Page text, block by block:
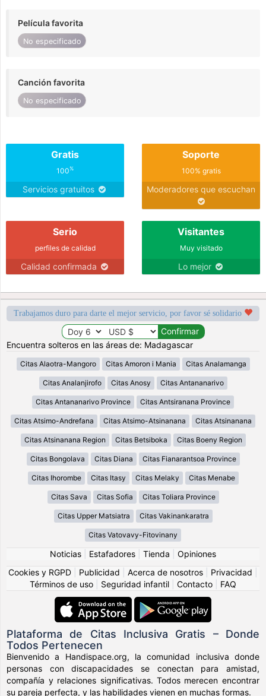
Película favorita
No especificado
Canción favorita
No especificado
Gratis
100%
Servicios gratuitos
Soporte
100% gratis
Moderadores que escuchan
Serio
perfiles de calidad
Calidad confirmada
Visitantes
Muy visitado
Lo mejor
Trabajamos duro para darte el mejor servicio, por favor sé solidario
Encuentra solteros en las áreas de: Madagascar
Citas Alaotra-Mangoro Citas Amoron i Mania Citas Analamanga
Citas Analanjirofo Citas Anosy Citas Antananarivo
Citas Antananarivo Province Citas Antsiranana Province
Citas Atsimo-Andrefana Citas Atsimo-Atsinanana Citas Atsinanana
Citas Atsinanana Region Citas Betsiboka Citas Boeny Region
Citas Bongolava Citas Diana Citas Fianarantsoa Province
Citas Ihorombe Citas Itasy Citas Melaky Citas Menabe
Citas Sava Citas Sofia Citas Toliara Province
Citas Upper Matsiatra Citas Vakinankaratra
Citas Vatovavy-Fitovinany
Noticias Estafadores Tienda
Opiniones
Cookies y RGPD
Publicidad Acerca de nosotros Privacidad
Términos de uso
Seguridad infantil Contacto FAQ
Plataforma de Citas Inclusiva Gratis – Donde
Todos Pertenecen
Bienvenido a Handispace.org, la comunidad inclusiva donde
personas con discapacidades se conectan para amistad,
compañía y relaciones significativas. Todos merecen encontrar
su pareja perfecta, y las habilidades vienen en muchas formas.